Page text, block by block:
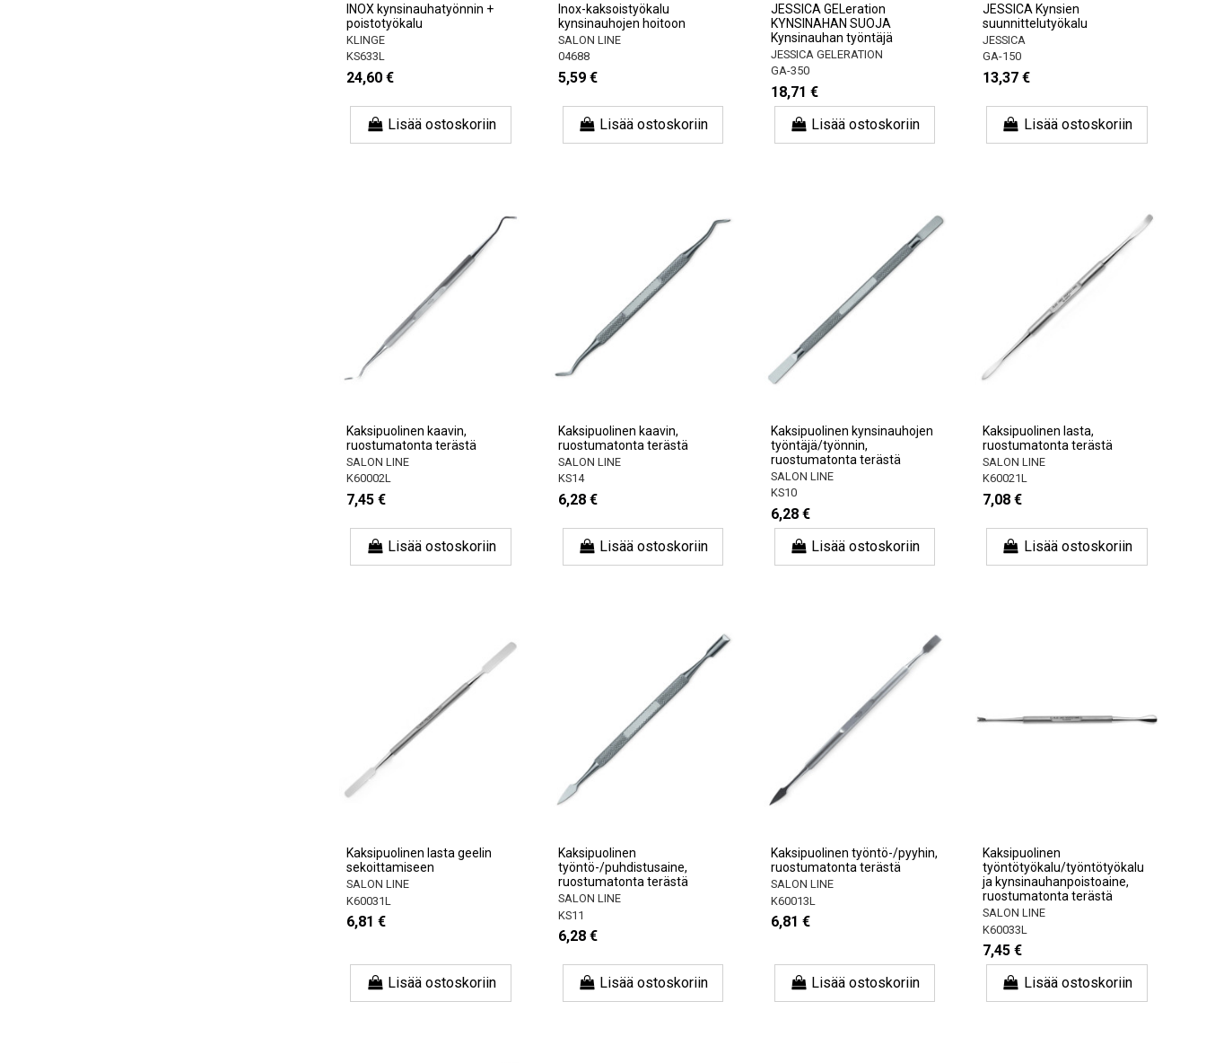
INOX kynsinauhatyönnin +
poistotyökalu
KLINGE
KS633L
24,60 €
Lisää ostoskoriin
Inox-kaksoistyökalu
kynsinauhojen hoitoon
SALON LINE
04688
5,59 €
Lisää ostoskoriin
JESSICA GELeration
KYNSINAHAN SUOJA
Kynsinauhan työntäjä
JESSICA GELERATION
GA-350
18,71 €
Lisää ostoskoriin
JESSICA Kynsien
suunnittelutyökalu
JESSICA
GA-150
13,37 €
Lisää ostoskoriin
Kaksipuolinen kaavin,
ruostumatonta terästä
SALON LINE
K60002L
7,45 €
Lisää ostoskoriin
Kaksipuolinen kaavin,
ruostumatonta terästä
SALON LINE
KS14
6,28 €
Lisää ostoskoriin
Kaksipuolinen kynsinauhojen
työntäjä/työnnin,
ruostumatonta terästä
SALON LINE
KS10
6,28 €
Lisää ostoskoriin
Kaksipuolinen lasta,
ruostumatonta terästä
SALON LINE
K60021L
7,08 €
Lisää ostoskoriin
Kaksipuolinen lasta geelin
sekoittamiseen
SALON LINE
K60031L
6,81 €
Lisää ostoskoriin
Kaksipuolinen
työntö-/puhdistusaine,
ruostumatonta terästä
SALON LINE
KS11
6,28 €
Lisää ostoskoriin
Kaksipuolinen työntö-/pyyhin,
ruostumatonta terästä
SALON LINE
K60013L
6,81 €
Lisää ostoskoriin
Kaksipuolinen
työntötyökalu/työntötyökalu
ja kynsinauhanpoistoaine,
ruostumatonta terästä
SALON LINE
K60033L
7,45 €
Lisää ostoskoriin